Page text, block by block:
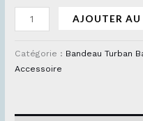
AJOUTER AU
Catégorie : Bandeau Turban
Accessoire